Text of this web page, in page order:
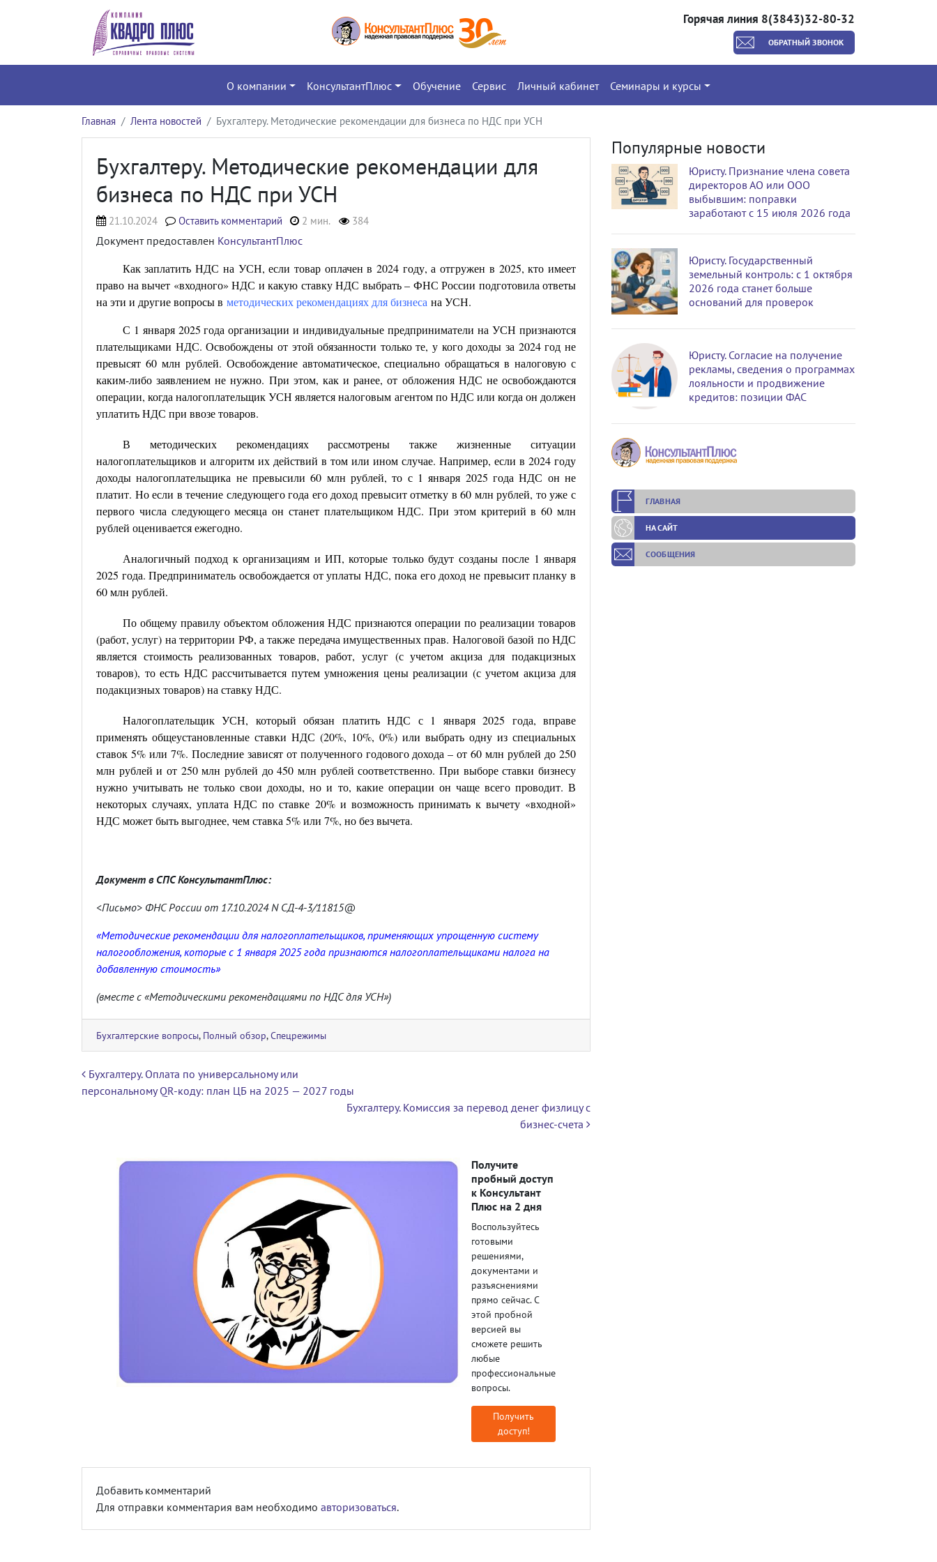
Горячая линия 8(3843)32-80-32
ОБРАТНЫЙ ЗВОНОК
О компании КонсультантПлюс Обучение Сервис Личный кабинет Семинары и курсы
Главная Лента новостей Бухгалтеру. Методические рекомендации для бизнеса по НДС при УСН
Бухгалтеру. Методические рекомендации для
бизнеса по НДС при УСН
21.10.2024 Оставить комментарий 2 мин. 384
Документ предоставлен КонсультантПлюс
Как заплатить НДС на УСН, если товар оплачен в 2024 году, а отгружен в 2025, кто имеет
право на вычет «входного» НДС и какую ставку НДС выбрать – ФНС России подготовила ответы
на эти и другие вопросы в методических рекомендациях для бизнеса на УСН.
С 1 января 2025 года организации и индивидуальные предприниматели на УСН признаются
плательщиками НДС. Освобождены от этой обязанности только те, у кого доходы за 2024 год не
превысят 60 млн рублей. Освобождение автоматическое, специально обращаться в налоговую с
каким-либо заявлением не нужно. При этом, как и ранее, от обложения НДС не освобождаются
операции, когда налогоплательщик УСН является налоговым агентом по НДС или когда он должен
уплатить НДС при ввозе товаров.
В методических рекомендациях рассмотрены также жизненные ситуации
налогоплательщиков и алгоритм их действий в том или ином случае. Например, если в 2024 году
доходы налогоплательщика не превысили 60 млн рублей, то с 1 января 2025 года НДС он не
платит. Но если в течение следующего года его доход превысит отметку в 60 млн рублей, то уже с
первого числа следующего месяца он станет плательщиком НДС. При этом критерий в 60 млн
рублей оценивается ежегодно.
Аналогичный подход к организациям и ИП, которые только будут созданы после 1 января
2025 года. Предприниматель освобождается от уплаты НДС, пока его доход не превысит планку в
60 млн рублей.
По общему правилу объектом обложения НДС признаются операции по реализации товаров
(работ, услуг) на территории РФ, а также передача имущественных прав. Налоговой базой по НДС
является стоимость реализованных товаров, работ, услуг (с учетом акциза для подакцизных
товаров), то есть НДС рассчитывается путем умножения цены реализации (с учетом акциза для
подакцизных товаров) на ставку НДС.
Налогоплательщик УСН, который обязан платить НДС с 1 января 2025 года, вправе
применять общеустановленные ставки НДС (20%, 10%, 0%) или выбрать одну из специальных
ставок 5% или 7%. Последние зависят от полученного годового дохода – от 60 млн рублей до 250
млн рублей и от 250 млн рублей до 450 млн рублей соответственно. При выборе ставки бизнесу
нужно учитывать не только свои доходы, но и то, какие операции он чаще всего проводит. В
некоторых случаях, уплата НДС по ставке 20% и возможность принимать к вычету «входной»
НДС может быть выгоднее, чем ставка 5% или 7%, но без вычета.
Документ в СПС КонсультантПлюс:
<Письмо> ФНС России от 17.10.2024 N СД-4-3/11815@
«Методические рекомендации для налогоплательщиков, применяющих упрощенную систему
налогообложения, которые с 1 января 2025 года признаются налогоплательщиками налога на
добавленную стоимость»
(вместе с «Методическими рекомендациями по НДС для УСН»)
Бухгалтерские вопросы, Полный обзор,Спецрежимы
Навигация по записям
Бухгалтеру. Оплата по универсальному или
персональному QR-коду: план ЦБ на 2025 — 2027 годы
Бухгалтеру. Комиссия за перевод денег физлицу с
бизнес-счета
Получите
пробный доступ
к Консультант
Плюс на 2 дня
Воспользуйтесь
готовыми
решениями,
документами и
разъяснениями
прямо сейчас. С
этой пробной
версией вы
сможете решить
любые
профессиональные
вопросы.
Получить
доступ!
Добавить комментарий
Для отправки комментария вам необходимо авторизоваться.
Популярные новости
Юристу. Признание члена совета
директоров АО или ООО
выбывшим: поправки
заработают с 15 июля 2026 года
Юристу. Государственный
земельный контроль: с 1 октября
2026 года станет больше
оснований для проверок
Юристу. Согласие на получение
рекламы, сведения о программах
лояльности и продвижение
кредитов: позиции ФАС
ГЛАВНАЯ
НА САЙТ
СООБЩЕНИЯ